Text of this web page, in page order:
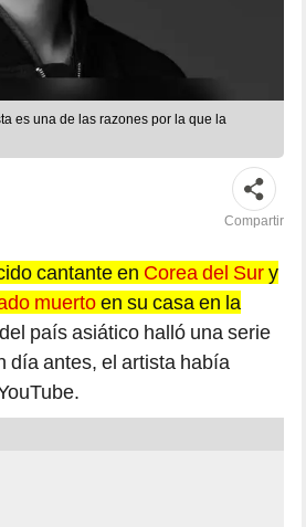
es una de las razones por la que la
Compartir
cantante en Corea del Sury
muertoen su casa en la
país asiático halló una serie
día antes, el artista había